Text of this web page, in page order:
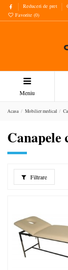
Reduceri de pret
Favorite (0)
Meniu
Acasa Mobilier medical
Canapele
Filtrare